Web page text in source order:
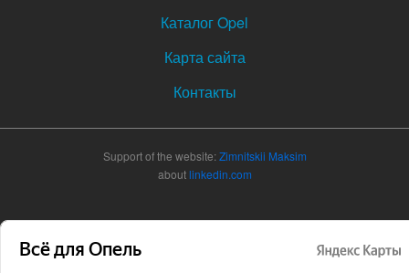
Каталог Opel
Карта сайта
Контакты
Support of the website:Zimnitskii Maksim
aboutlinkedin.com